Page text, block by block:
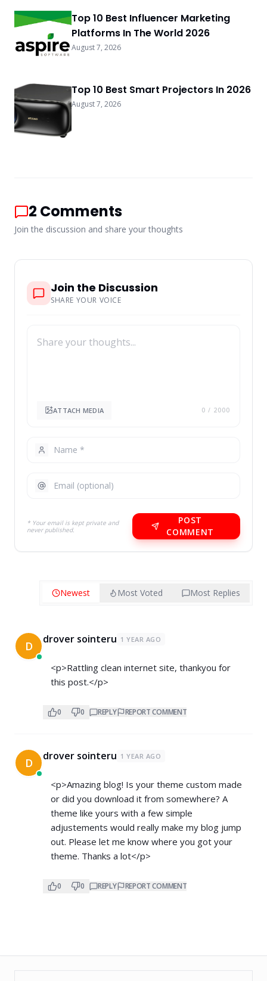
Top 10 Best Influencer Marketing
Platforms In The World 2026
August 7, 2026
Top 10 Best Smart Projectors In 2026
August 7, 2026
2 Comments
Join the discussion and share your thoughts
Join the Discussion
SHARE YOUR VOICE
ATTACH MEDIA 0 / 2000
* Your email is kept private and
never published.
POST
COMMENT
Newest Most Voted Most Replies
D drover sointeru 1 YEAR AGO
<p>Rattling clean internet site, thankyou for
this post.</p>
0 0 REPLY REPORT COMMENT
D drover sointeru 1 YEAR AGO
<p>Amazing blog! Is your theme custom made
or did you download it from somewhere? A
theme like yours with a few simple
adjustements would really make my blog jump
out. Please let me know where you got your
theme. Thanks a lot</p>
0 0 REPLY REPORT COMMENT